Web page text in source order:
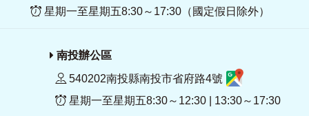
星期一至星期五8:30～17:30（國定假日除外）
南投辦公區
540202南投縣南投市省府路4號
星期一至星期五8:30～12:30 | 13:30～17:30